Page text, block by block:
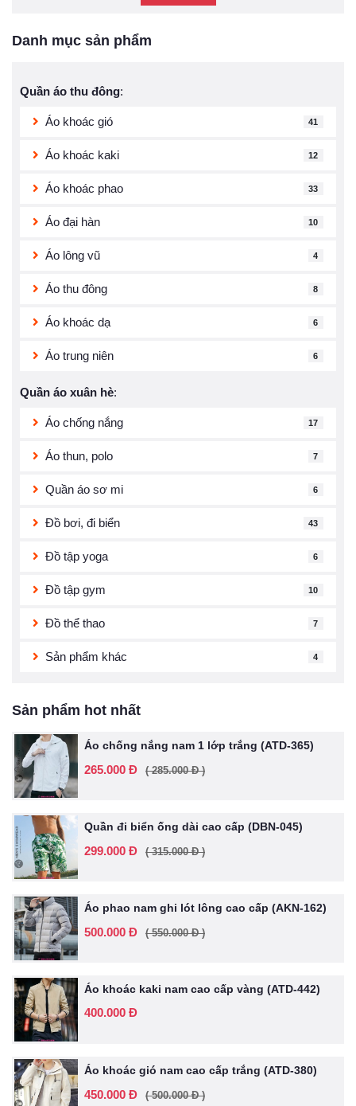
Danh mục sản phẩm
Quần áo thu đông:
Áo khoác gió 41
Áo khoác kaki 12
Áo khoác phao 33
Áo đại hàn 10
Áo lông vũ 4
Áo thu đông 8
Áo khoác dạ 6
Áo trung niên 6
Quần áo xuân hè:
Áo chống nắng 17
Áo thun, polo 7
Quần áo sơ mi 6
Đồ bơi, đi biển 43
Đồ tập yoga 6
Đồ tập gym 10
Đồ thể thao 7
Sản phẩm khác 4
Sản phẩm hot nhất
Áo chống nắng nam 1 lớp trắng (ATD-365)
265.000 Đ ( 285.000 Đ )
Quần đi biển ống dài cao cấp (DBN-045)
299.000 Đ ( 315.000 Đ )
Áo phao nam ghi lót lông cao cấp (AKN-162)
500.000 Đ ( 550.000 Đ )
Áo khoác kaki nam cao cấp vàng (ATD-442)
400.000 Đ
Áo khoác gió nam cao cấp trắng (ATD-380)
450.000 Đ ( 500.000 Đ )